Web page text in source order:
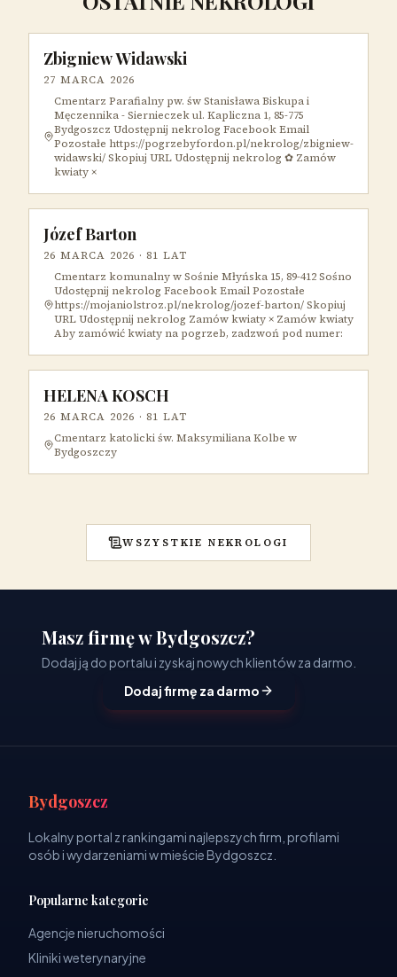
Zbigniew Widawski
27 MARCA 2026
Cmentarz Parafialny pw. św Stanisława Biskupa i
Męczennika - Siernieczek ul. Kapliczna 1, 85-775
Bydgoszcz Udostępnij nekrolog Facebook Email
Pozostałe https://pogrzebyfordon.pl/nekrolog/zbigniew-
widawski/ Skopiuj URL Udostępnij nekrolog ✿ Zamów
kwiaty ×
Józef Barton
26 MARCA 2026 · 81 LAT
Cmentarz komunalny w Sośnie Młyńska 15, 89-412 Sośno
Udostępnij nekrolog Facebook Email Pozostałe
https://mojaniolstroz.pl/nekrolog/jozef-barton/ Skopiuj
URL Udostępnij nekrolog Zamów kwiaty × Zamów kwiaty
Aby zamówić kwiaty na pogrzeb, zadzwoń pod numer:
HELENA KOSCH
26 MARCA 2026 · 81 LAT
Cmentarz katolicki św. Maksymiliana Kolbe w
Bydgoszczy
WSZYSTKIE NEKROLOGI
Masz firmę w Bydgoszcz?
Dodaj ją do portalu i zyskaj nowych klientów za darmo.
Dodaj firmę za darmo
Bydgoszcz
Lokalny portal z rankingami najlepszych firm, profilami
osób i wydarzeniami w mieście Bydgoszcz.
Popularne kategorie
Agencje nieruchomości
Kliniki weterynaryjne